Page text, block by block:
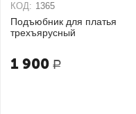
КОД: 1365
Подъюбник для платья
трехъярусный
1 900 Р